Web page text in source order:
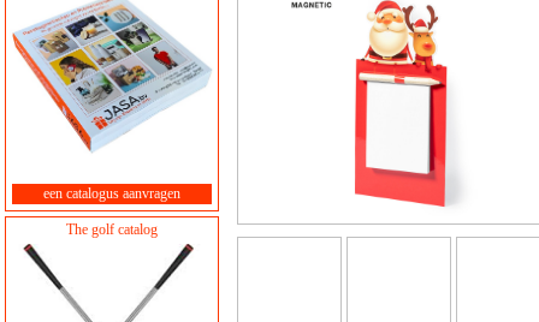
een catalogus aanvragen
The golf catalog